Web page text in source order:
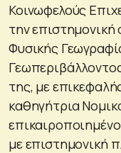
Κοινωφελούς
την
Φυσικής
της, με
καθηγήτρια
με επιστημονική